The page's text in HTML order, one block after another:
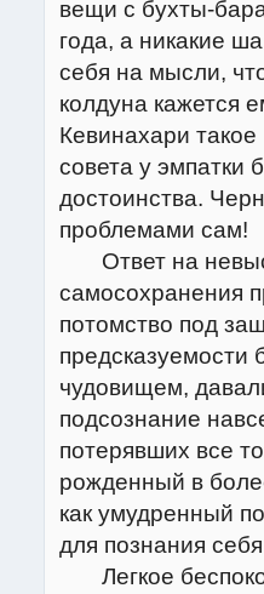
вещи с бухты-
года, а никакие
себя на мысли,
колдуна кажется
Кевинахари
совета у эмпатки
достоинства.
проблемами сам!
Ответ на
самосохранения
потомство под
предсказуемости
чудовищем,
подсознание
потерявших все
рожденный в
как умудренный
для познания
Легкое